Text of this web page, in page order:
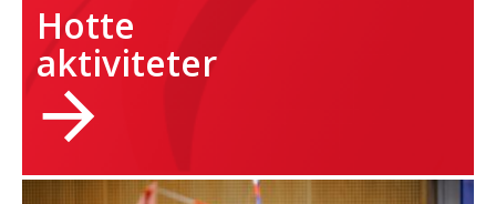
Hotte
aktiviteter